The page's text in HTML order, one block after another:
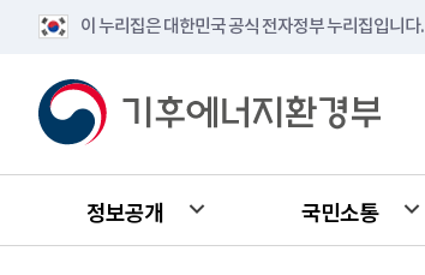
이 누리집은 대한민국 공식 전자정부 누리집입니다.
정보공개 국민소통